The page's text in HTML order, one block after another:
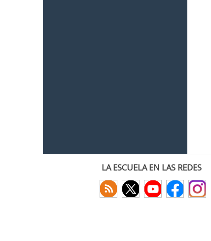
LA ESCUELA EN LAS REDES